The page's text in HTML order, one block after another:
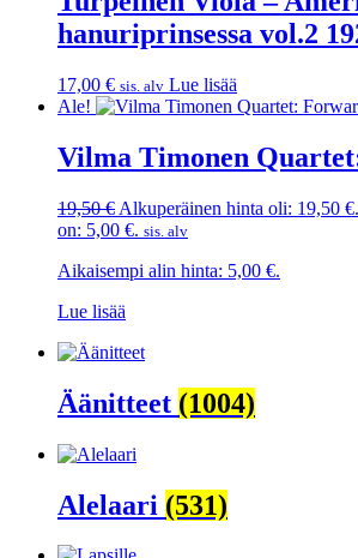
hanuriprinsessa vol.2
17,00 € sis. alv Lue lisää
Ale!
Vilma Timonen
19,50€ Alkuperäinen hinta oli: 19,50 €.
on: 5,00 €. sis. alv
Aikaisempi alin hinta: 5,00 €.
Lue lisää
Äänitteet (1004)
Alelaari (531)